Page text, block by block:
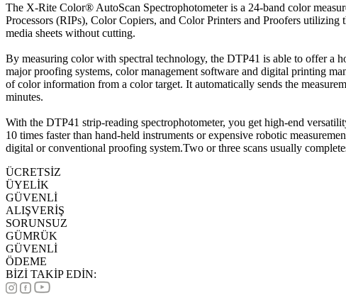
The X-Rite Color® AutoScan Spectrophotometer is a 24-band color
Processors (RIPs), Color Copiers, and Color Printers and Proofers
media sheets without cutting.
By measuring color with spectral technology, the DTP41 is able to offer
major proofing systems, color management software and digital printing
of color information from a color target. It automatically sends the
minutes.
With the DTP41 strip-reading spectrophotometer, you get high-end
10 times faster than hand-held instruments or expensive robotic
digital or conventional proofing system.Two or three scans usually
ÜCRETSİZ
ÜYELİK
GÜVENLİ
ALIŞVERİŞ
SORUNSUZ
GÜMRÜK
GÜVENLİ
ÖDEME
BİZİ TAKİP EDİN: